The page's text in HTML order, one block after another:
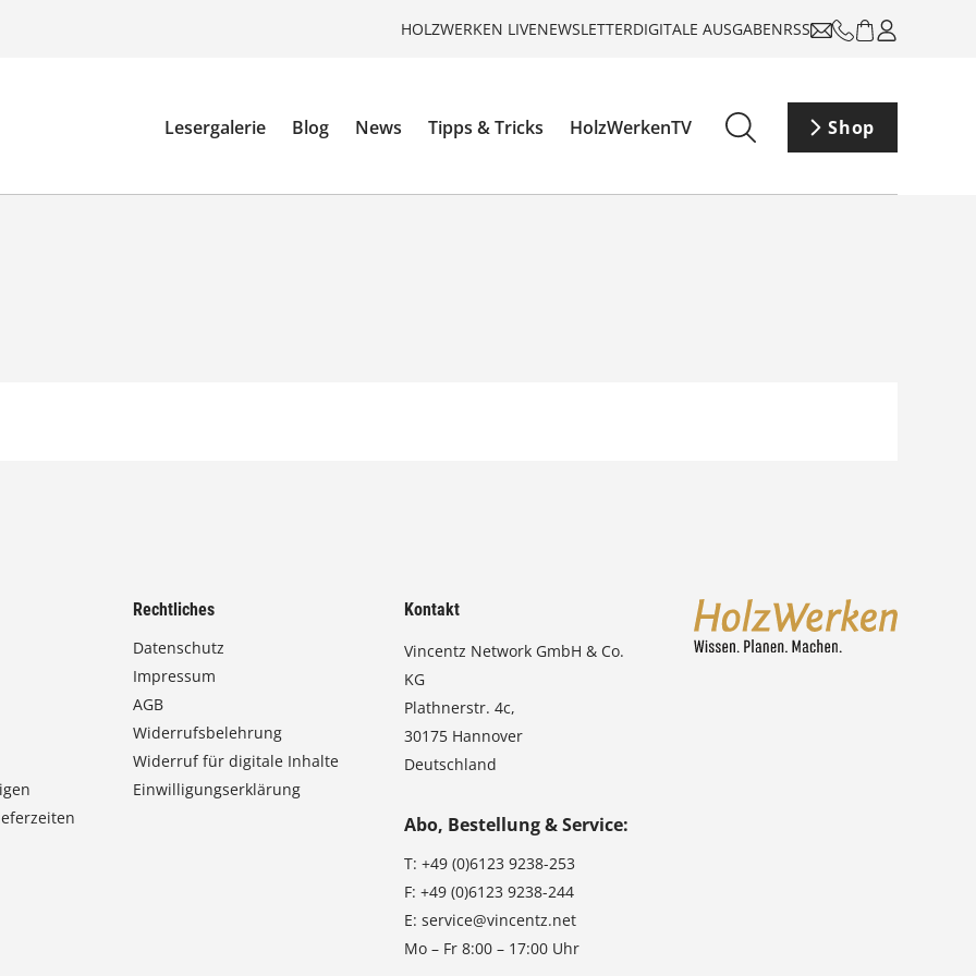
HOLZWERKEN LIVENEWSLETTERDIGITALE AUSGABENRSS
Lesergalerie Blog News Tipps & Tricks HolzWerkenTV Shop
Rechtliches
Datenschutz
Impressum
AGB
Widerrufsbelehrung
Widerruf für digitale Inhalte
Einwilligungserklärung
Kontakt
Vincentz Network GmbH & Co.
KG
Plathnerstr. 4c,
30175 Hannover
Deutschland
Abo, Bestellung & Service:
T:+49 (0)6123 9238-253
F:+49 (0)6123 9238-244
E:service@vincentz.net
Mo – Fr 8:00 – 17:00 Uhr